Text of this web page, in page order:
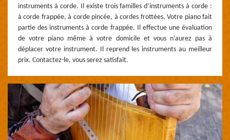
instruments à corde. Il existe trois familles d’instruments à corde :
à corde frappée, à corde pincée, à cordes frottées. Votre piano fait
partie des instruments à corde frappée. Il effectue une évaluation
de votre piano même à votre domicile et vous n’aurez pas à
déplacer votre instrument. Il reprend les instruments au meilleur
prix. Contactez-le, vous serez satisfait.